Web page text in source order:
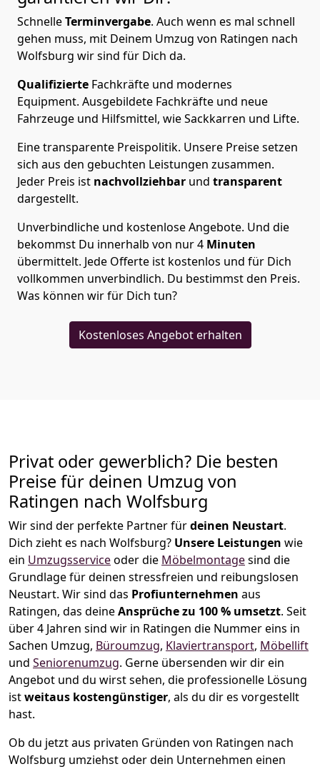
SchnelleTerminvergabe. Auch wenn es mal schnell
gehen muss, mit Deinem Umzug von Ratingen nach
Wolfsburg wir sind für Dich da.
Qualifizierte Fachkräfte und modernes
Equipment. Ausgebildete Fachkräfte und neue
Fahrzeuge und Hilfsmittel, wie Sackkarren und Lifte.
Eine transparente Preispolitik. Unsere Preise setzen
sich aus den gebuchten Leistungen zusammen.
Jeder Preis ist nachvollziehbar und transparent
dargestellt.
Unverbindliche und kostenlose Angebote. Und die
bekommst Du innerhalb von nur4 Minuten
übermittelt. Jede Offerte ist kostenlos und für Dich
vollkommen unverbindlich. Du bestimmst den Preis.
Was können wir für Dich tun?
Kostenloses Angebot erhalten
Privat oder gewerblich? Die besten
Preise für deinen Umzug von
Ratingen nach Wolfsburg
Wir sind der perfekte Partner fürdeinen Neustart.
Dich zieht es nach Wolfsburg? Unsere Leistungen wie
ein Umzugsserviceoder die Möbelmontagesind die
Grundlage für deinen stressfreien und reibungslosen
Neustart. Wir sind das Profiunternehmen aus
Ratingen, das deineAnsprüche zu 100 % umsetzt. Seit
über 4 Jahren sind wir in Ratingen die Nummer eins in
Sachen Umzug, Büroumzug, Klaviertransport, Möbellift
und Seniorenumzug. Gerne übersenden wir dir ein
Angebot und du wirst sehen, die professionelle Lösung
istweitaus kostengünstiger, als du dir es vorgestellt
hast.
Ob du jetzt aus privaten Gründen von Ratingen nach
Wolfsburg umziehst oder dein Unternehmen einen